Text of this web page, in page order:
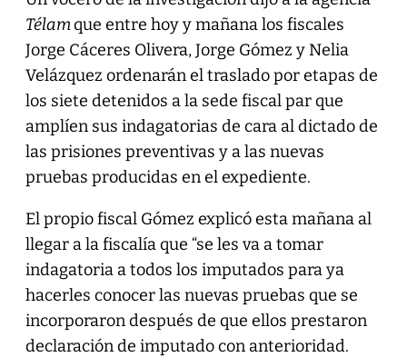
Télamque entre hoy y mañana los fiscales
Jorge Cáceres Olivera, Jorge Gómez y Nelia
Velázquez ordenarán el traslado por etapas de
los siete detenidos a la sede fiscal par que
amplíen sus indagatorias de cara al dictado de
las prisiones preventivas y a las nuevas
pruebas producidas en el expediente.
El propio fiscal Gómez explicó esta mañana al
llegar a la fiscalía que “se les va a tomar
indagatoria a todos los imputados para ya
hacerles conocer las nuevas pruebas que se
incorporaron después de que ellos prestaron
declaración de imputado con anterioridad.